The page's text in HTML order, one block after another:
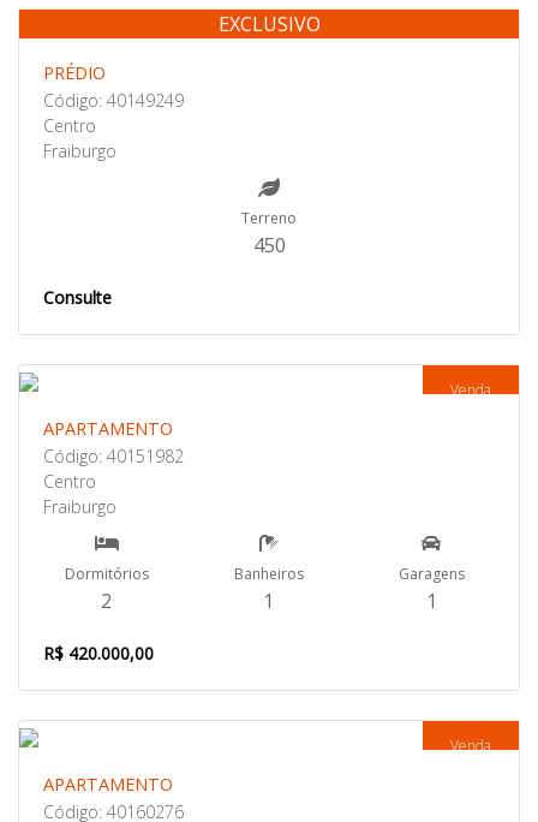
Venda
EXCLUSIVO
PRÉDIO
Código: 40149249
Centro
Fraiburgo
Terreno
450
Consulte
Venda
APARTAMENTO
Código: 40151982
Centro
Fraiburgo
Dormitórios
2
Banheiros
1
Garagens
1
R$ 420.000,00
Venda
APARTAMENTO
Código: 40160276